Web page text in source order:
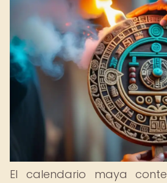
El calendario maya